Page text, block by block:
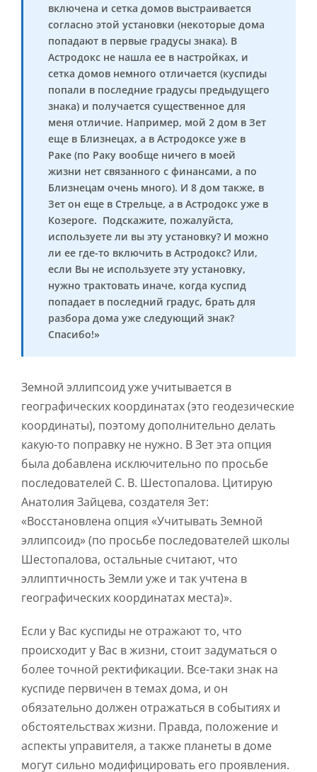
включена и сетка домов выстраивается
согласно этой установки (некоторые дома
попадают в первые градусы знака). В
Астродокс не нашла ее в настройках, и
сетка домов немного отличается (куспиды
попали в последние градусы предыдущего
знака) и получается существенное для
меня отличие. Например, мой 2 дом в Зет
еще в Близнецах, а в Астродоксе уже в
Раке (по Раку вообще ничего в моей
жизни нет связанного с финансами, а по
Близнецам очень много). И 8 дом также, в
Зет он еще в Стрельце, а в Астродокс уже в
Козероге. Подскажите, пожалуйста,
используете ли вы эту установку? И можно
ли ее где-то включить в Астродокс? Или,
если Вы не используете эту установку,
нужно трактовать иначе, когда куспид
попадает в последний градус, брать для
разбора дома уже следующий знак?
Спасибо!»
Земной эллипсоид уже учитывается в
географических координатах (это геодезические
координаты), поэтому дополнительно делать
какую-то поправку не нужно. В Зет эта опция
была добавлена исключительно по просьбе
последователей С. В. Шестопалова. Цитирую
Анатолия Зайцева, создателя Зет:
«Восстановлена опция «Учитывать Земной
эллипсоид» (по просьбе последователей школы
Шестопалова, остальные считают, что
эллиптичность Земли уже и так учтена в
географических координатах места)».
Если у Вас куспиды не отражают то, что
происходит у Вас в жизни, стоит задуматься о
более точной ректификации. Все-таки знак на
куспиде первичен в темах дома, и он
обязательно должен отражаться в событиях и
обстоятельствах жизни. Правда, положение и
аспекты управителя, а также планеты в доме
могут сильно модифицировать его проявления.